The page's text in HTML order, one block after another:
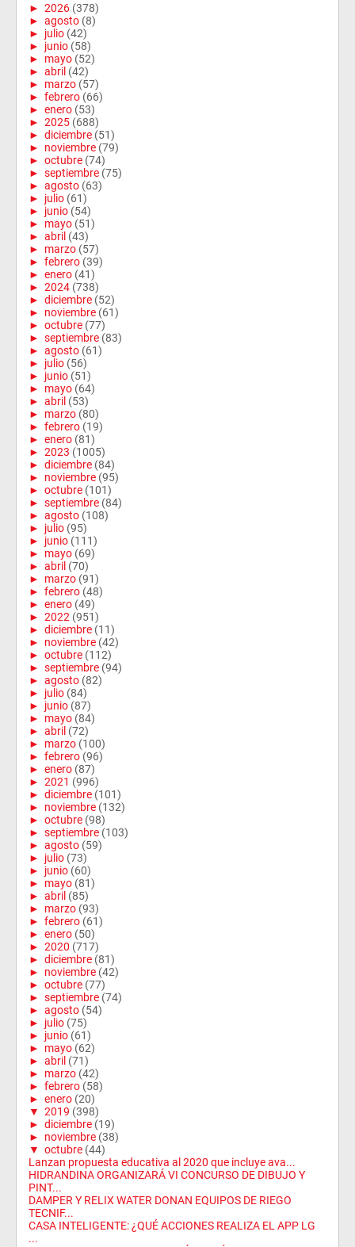
► 2026 (378)
► agosto (8)
► julio (42)
► junio (58)
► mayo (52)
► abril (42)
► marzo (57)
► febrero (66)
► enero (53)
► 2025 (688)
► diciembre (51)
► noviembre (79)
► octubre (74)
► septiembre (75)
► agosto (63)
► julio (61)
► junio (54)
► mayo (51)
► abril (43)
► marzo (57)
► febrero (39)
► enero (41)
► 2024 (738)
► diciembre (52)
► noviembre (61)
► octubre (77)
► septiembre (83)
► agosto (61)
► julio (56)
► junio (51)
► mayo (64)
► abril (53)
► marzo (80)
► febrero (19)
► enero (81)
► 2023 (1005)
► diciembre (84)
► noviembre (95)
► octubre (101)
► septiembre (84)
► agosto (108)
► julio (95)
► junio (111)
► mayo (69)
► abril (70)
► marzo (91)
► febrero (48)
► enero (49)
► 2022 (951)
► diciembre (11)
► noviembre (42)
► octubre (112)
► septiembre (94)
► agosto (82)
► julio (84)
► junio (87)
► mayo (84)
► abril (72)
► marzo (100)
► febrero (96)
► enero (87)
► 2021 (996)
► diciembre (101)
► noviembre (132)
► octubre (98)
► septiembre (103)
► agosto (59)
► julio (73)
► junio (60)
► mayo (81)
► abril (85)
► marzo (93)
► febrero (61)
► enero (50)
► 2020 (717)
► diciembre (81)
► noviembre (42)
► octubre (77)
► septiembre (74)
► agosto (54)
► julio (75)
► junio (61)
► mayo (62)
► abril (71)
► marzo (42)
► febrero (58)
► enero (20)
▼ 2019 (398)
► diciembre (19)
► noviembre (38)
▼ octubre (44)
Lanzan propuesta educativa al 2020 que incluye ava...
HIDRANDINA ORGANIZARÁ VI CONCURSO DE DIBUJO Y
PINT...
DAMPER Y RELIX WATER DONAN EQUIPOS DE RIEGO
TECNIF...
CASA INTELIGENTE: ¿QUÉ ACCIONES REALIZA EL APP LG
...